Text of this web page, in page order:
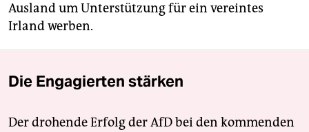
Ausland um Unterstützung für ein vereintes
Irland werben.
Die Engagierten stärken
Der drohende Erfolg der AfD bei den kommenden